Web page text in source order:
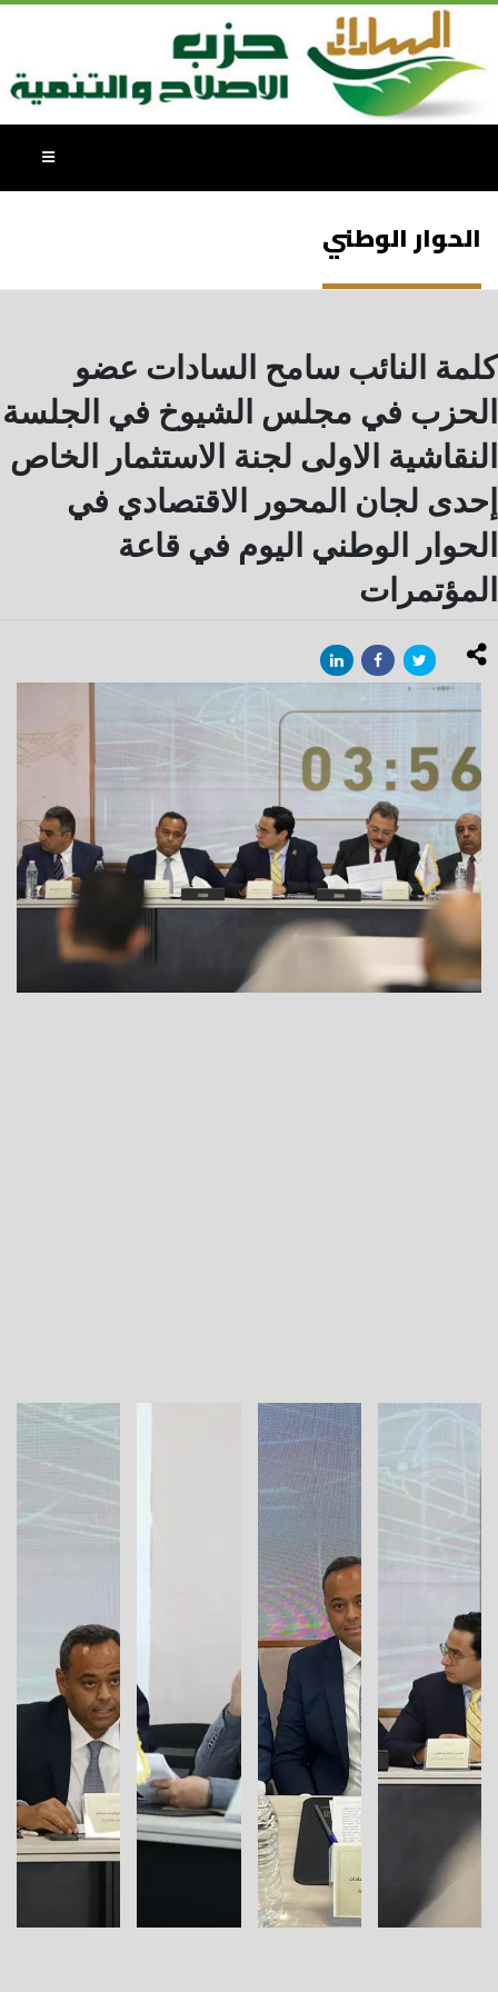
الحوار الوطني
كلمة النائب سامح السادات عضو
الحزب في مجلس الشيوخ في الجلسة
النقاشية الاولى لجنة الاستثمار الخاص
إحدى لجان المحور الاقتصادي في
الحوار الوطني اليوم في قاعة
المؤتمرات